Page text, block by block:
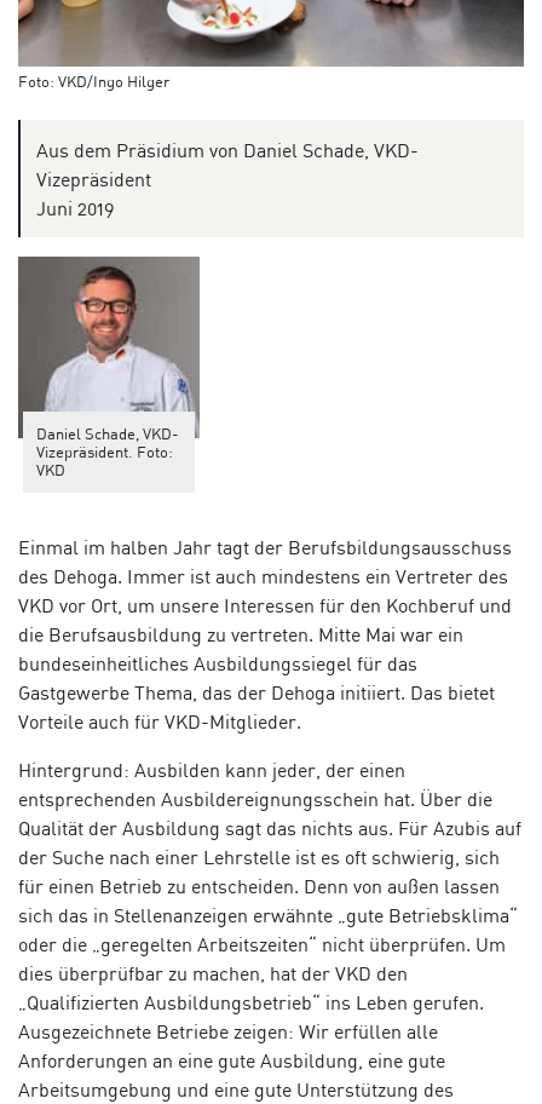
Foto: VKD/Ingo Hilger
Aus dem Präsidium von Daniel Schade, VKD-
Vizepräsident
Juni 2019
Daniel Schade, VKD-
Vizepräsident. Foto:
VKD
Einmal im halben Jahr tagt der Berufsbildungsausschuss
des Dehoga. Immer ist auch mindestens ein Vertreter des
VKD vor Ort, um unsere Interessen für den Kochberuf und
die Berufsausbildung zu vertreten. Mitte Mai war ein
bundeseinheitliches Ausbildungssiegel für das
Gastgewerbe Thema, das der Dehoga initiiert. Das bietet
Vorteile auch für VKD-Mitglieder.
Hintergrund: Ausbilden kann jeder, der einen
entsprechenden Ausbildereignungsschein hat. Über die
Qualität der Ausbildung sagt das nichts aus. Für Azubis auf
der Suche nach einer Lehrstelle ist es oft schwierig, sich
für einen Betrieb zu entscheiden. Denn von außen lassen
sich das in Stellenanzeigen erwähnte „gute Betriebsklima“
oder die „geregelten Arbeitszeiten“ nicht überprüfen. Um
dies überprüfbar zu machen, hat der VKD den
„Qualifizierten Ausbildungsbetrieb“ ins Leben gerufen.
Ausgezeichnete Betriebe zeigen: Wir erfüllen alle
Anforderungen an eine gute Ausbildung, eine gute
Arbeitsumgebung und eine gute Unterstützung des